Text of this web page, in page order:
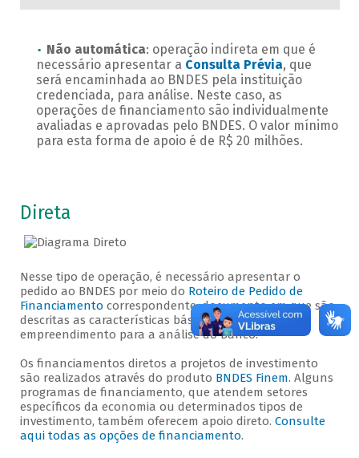
Não automática: operação indireta em que é
necessário apresentar a Consulta Prévia, que
será encaminhada ao BNDES pela instituição
credenciada, para análise. Neste caso, as
operações de financiamento são individualmente
avaliadas e aprovadas pelo BNDES. O valor mínimo
para esta forma de apoio é de R$ 20 milhões.
Direta
Nesse tipo de operação, é necessário apresentar o
pedido ao BNDES por meio do Roteiro de Pedido de
Financiamento correspondente, documento em que são
descritas as características básicas da empresa e do
empreendimento para a análise do Banco.
Os financiamentos diretos a projetos de investimento
são realizados através do produto BNDES Finem. Alguns
programas de financiamento, que atendem setores
específicos da economia ou determinados tipos de
investimento, também oferecem apoio direto. Consulte
aqui todas as opções de financiamento.